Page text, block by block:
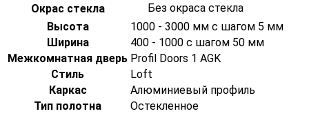
Окрас стекла
Без окраса стекла
Высота
1000 - 3000 мм с шагом 5 мм
Ширина
400 - 1000 с шагом 50 мм
Межкомнатная дверь Profil Doors 1 AGK
Стиль
Loft
Каркас
Алюминиевый профиль
Тип полотна
Остекленное